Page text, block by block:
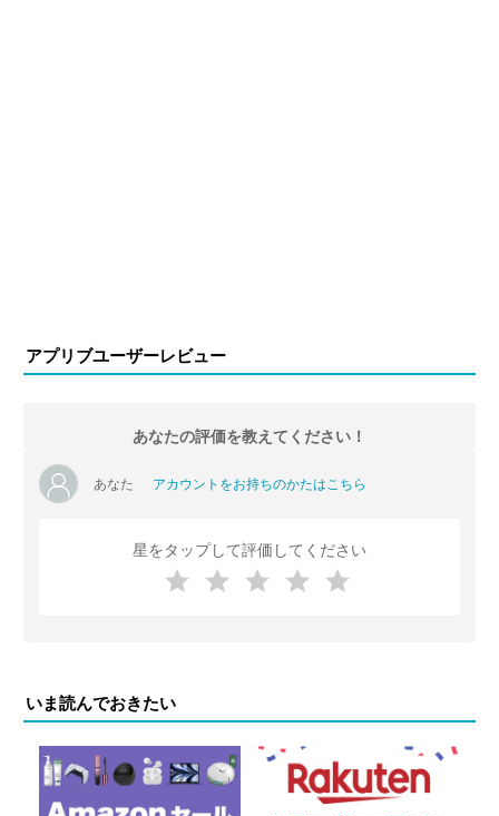
アプリブユーザーレビュー
あなたの評価を教えてください！
あなた アカウントをお持ちのかたはこちら
星をタップして評価してください
いま読んでおきたい